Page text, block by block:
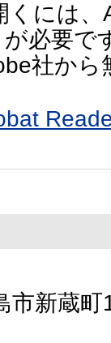
には
必要で
社か
新蔵